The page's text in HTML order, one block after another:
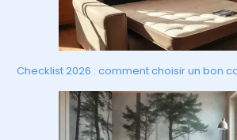
Checklist 2026 : comment choisir un bon